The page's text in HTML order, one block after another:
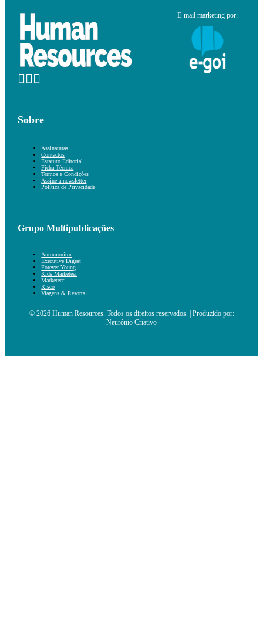
E-mail marketing por:
Sobre
Assinaturas
Contactos
Estatuto Editorial
Ficha Técnica
Termos e Condições
Assine a newsletter
Política de Privacidade
Grupo Multipublicações
Automonitor
Executive Digest
Forever Young
Kids Marketeer
Marketeer
Risco
Viagens & Resorts
© 2026 Human Resources. Todos os direitos reservados. | Produzido por:
Neurónio Criativo